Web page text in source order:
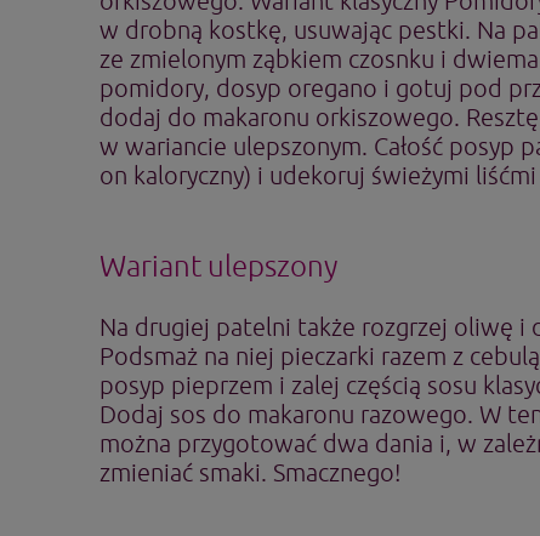
w drobną kostkę, usuwając pestki. Na
ze zmielonym ząbkiem czosnku i
pomidory, dosyp oregano i gotuj pod
dodaj do makaronu orkiszowego.
w wariancie ulepszonym. Całość posyp
on kaloryczny) i udekoruj świeżymi
Wariant ulepszony
Na drugiej patelni także rozgrzej oliwę i
Podsmaż na niej pieczarki razem z
posyp pieprzem i zalej częścią sosu
Dodaj sos do makaronu razowego. W
można przygotować dwa dania i, w
zmieniać smaki. Smacznego!